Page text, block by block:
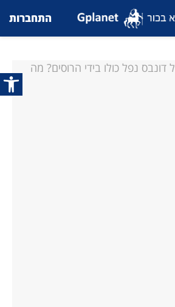
פתח
התחברות